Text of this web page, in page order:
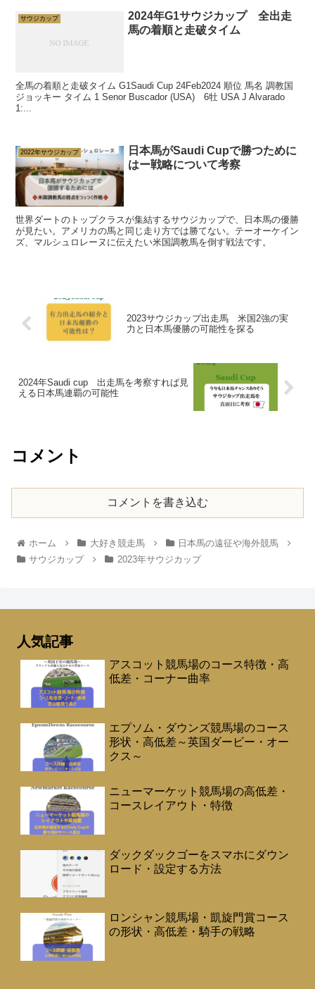
サウジカップ
2024年G1サウジカップ 全出走
馬の着順と走破タイム
全馬の着順と走破タイム G1Saudi Cup 24Feb2024 順位 馬名 調教国
ジョッキー タイム 1 Senor Buscador (USA) 6牡 USA J Alvarado
1:...
2022年サウジカップ
日本馬がSaudi Cupで勝つために
はー戦略について考察
世界ダートのトップクラスが集結するサウジカップで、日本馬の優勝
が見たい。アメリカの馬と同じ走り方では勝てない。テーオーケイン
ズ、マルシュロレーヌに伝えたい米国調教馬を倒す戦法です。
2023サウジカップ出走馬 米国2強の実
力と日本馬優勝の可能性を探る
2024年Saudi cup 出走馬を考察すれば見
える日本馬連覇の可能性
コメント
コメントを書き込む
ホーム 大好き競走馬
日本馬の遠征や海外競馬
サウジカップ
2023年サウジカップ
人気記事
アスコット競馬場のコース特徴・高
低差・コーナー曲率
エプソム・ダウンズ競馬場のコース
形状・高低差～英国ダービー・オー
クス～
ニューマーケット競馬場の高低差・
コースレイアウト・特徴
ダックダックゴーをスマホにダウン
ロード・設定する方法
ロンシャン競馬場・凱旋門賞コース
の形状・高低差・騎手の戦略